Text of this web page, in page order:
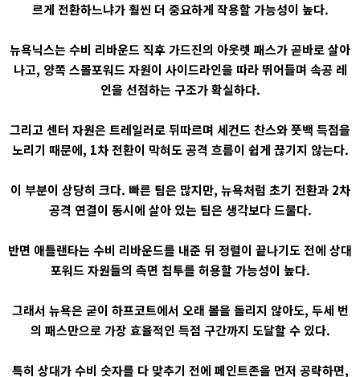
르게 전환하느냐가 훨씬 더 중요하게 작용할 가능성이 높다.
뉴욕닉스는 수비 리바운드 직후 가드진의 아웃렛 패스가 곧바로 살아
나고, 양쪽 스몰포워드 자원이 사이드라인을 따라 뛰어들며 속공 레
인을 선점하는 구조가 확실하다.
그리고 센터 자원은 트레일러로 뒤따르며 세컨드 찬스와 풋백 득점을
노리기 때문에, 1차 전환이 막혀도 공격 흐름이 쉽게 끊기지 않는다.
이 부분이 상당히 크다. 빠른 팀은 많지만, 뉴욕처럼 초기 전환과 2차
공격 연결이 동시에 살아 있는 팀은 생각보다 드물다.
반면 애틀랜타는 수비 리바운드를 내준 뒤 정렬이 끝나기도 전에 상대
포워드 자원들의 측면 침투를 허용할 가능성이 높다.
그래서 뉴욕은 굳이 하프코트에서 오래 볼을 돌리지 않아도, 두세 번
의 패스만으로 가장 효율적인 득점 구간까지 도달할 수 있다.
특히 상대가 수비 숫자를 다 맞추기 전에 페인트존을 먼저 공략하면,